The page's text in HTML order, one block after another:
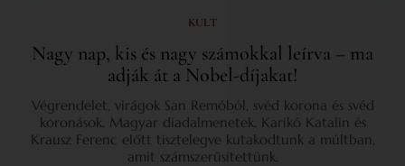
KULT
Nagy nap, kis és nagy számokkal leírva – ma
adják át a Nobel-díjakat!
Végrendelet, virágok San Remóból, svéd korona és svéd
koronások. Magyar diadalmenetek. Karikó Katalin és
Krausz Ferenc előtt tisztelegve kutakodtunk a múltban,
amit számszerűsítettünk.